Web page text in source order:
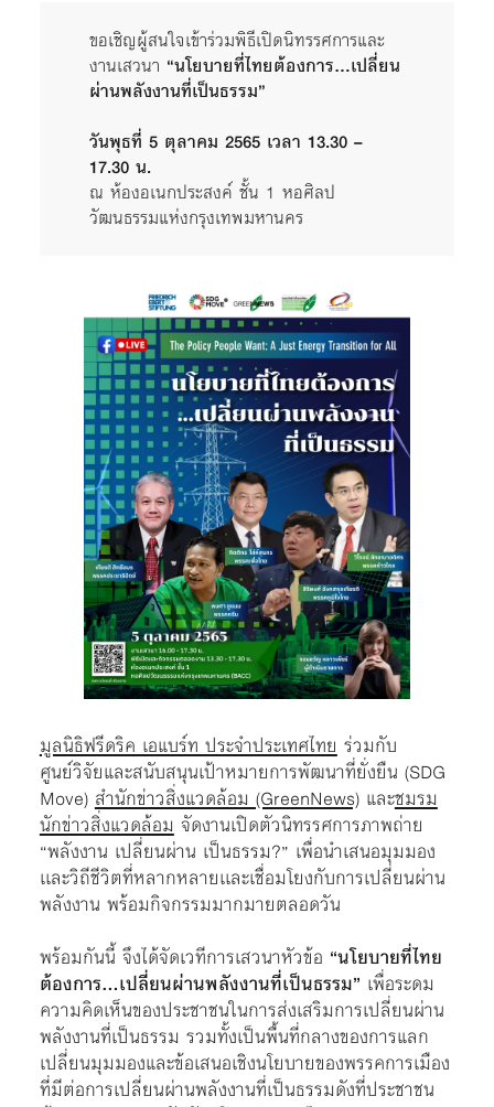
ขอเชิญผู้สนใจเข้าร่วมพิธีเปิดนิทรรศการและ
งานเสวนา “นโยบายที่ไทยต้องการ…เปลี่ยน
ผ่านพลังงานที่เป็นธรรม”
วันพุธที่ 5 ตุลาคม 2565 เวลา 13.30 –
17.30 น.
ณ ห้องอเนกประสงค์ชั้น 1หอศิลป
วัฒนธรรมแห่งกรุงเทพมหานคร
มูลนิธิฟรีดริค เอแบร์ท ประจำประเทศไทยร่วมกับ
ศูนย์วิจัยและสนับสนุนเป้าหมายการพัฒนาที่ยั่งยืน (SDG
Move)สำนักข่าวสิ่งแวดล้อม (GreenNews)และชมรม
นักข่าวสิ่งแวดล้อมจัดงานเปิดตัวนิทรรศการภาพถ่าย
“พลังงาน เปลี่ยนผ่าน เป็นธรรม?” เพื่อนำเสนอมุมมอง
เเละวิถีชีวิตที่หลากหลายเเละเชื่อมโยงกับการเปลี่ยนผ่าน
พลังงาน พร้อมกิจกรรมมากมายตลอดวัน
พร้อมกันนี้ จึงได้จัดเวทีการเสวนาหัวข้อ “นโยบายที่ไทย
ต้องการ…เปลี่ยนผ่านพลังงานที่เป็นธรรม” เพื่อระดม
ความคิดเห็นของประชาชนในการส่งเสริมการเปลี่ยนผ่าน
พลังงานที่เป็นธรรม รวมทั้งเป็นพื้นที่กลางของการแลก
เปลี่ยนมุมมองและข้อเสนอเชิงนโยบายของพรรคการเมือง
ที่มีต่อการเปลี่ยนผ่านพลังงานที่เป็นธรรมดังที่ประชาชน